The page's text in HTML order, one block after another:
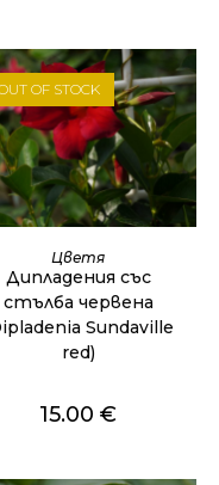
OF STOCK
ОЩЕ
Цветя
Дипладения със
стълба червена
Sundaville
red)
15.00€